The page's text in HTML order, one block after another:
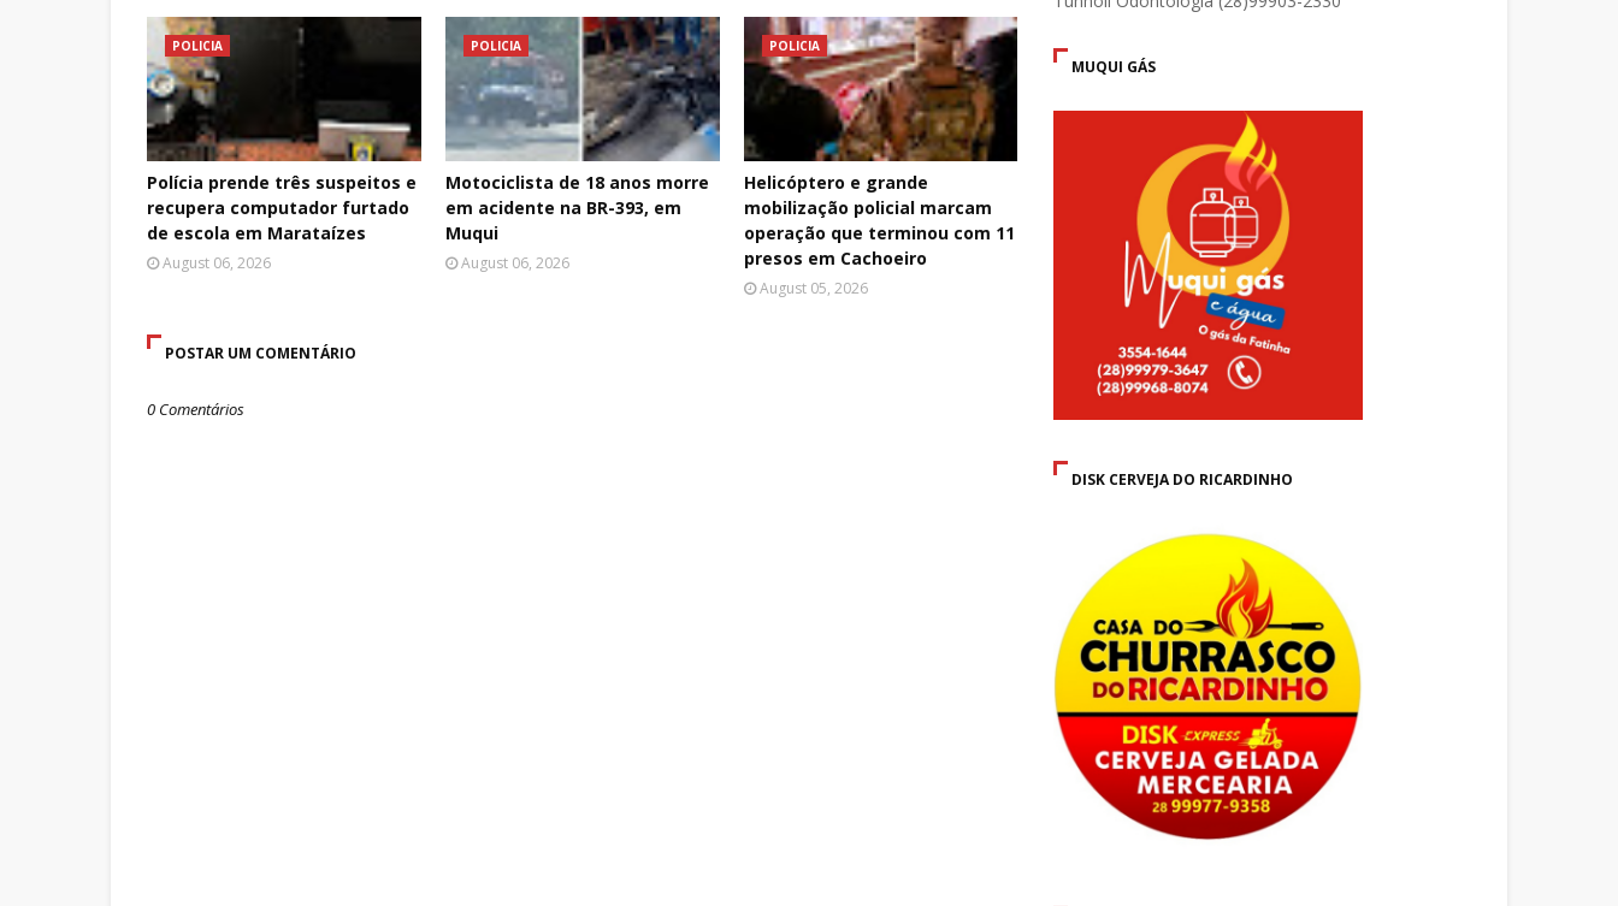
POLICIA
Polícia prende três suspeitos e
recupera computador furtado
de escola em Marataízes
August 06, 2026
POLICIA
Motociclista de 18 anos morre
em acidente na BR-393, em
Muqui
August 06, 2026
POLICIA
Helicóptero e grande
mobilização policial marcam
operação que terminou com 11
presos em Cachoeiro
August 05, 2026
POSTAR UM COMENTÁRIO
0 Comentários
MUQUI GÁS
DISK CERVEJA DO RICARDINHO